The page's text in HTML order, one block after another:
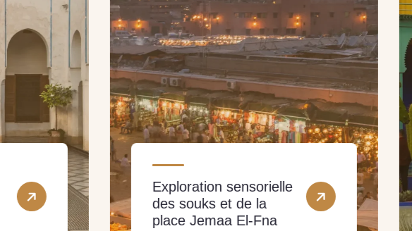
Les jardins exotiques
et les remparts de
Marrakech